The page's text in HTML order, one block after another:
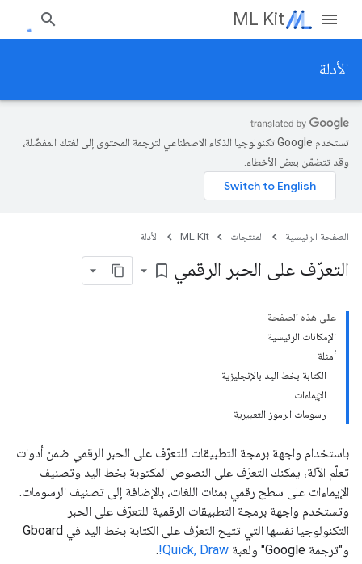
ML Kit
الأدلة
تستخدم Google تكنولوجيا الذكاء الاصطناعي لترجمة المحتوى إلى لغتك المفضّلة،
وقد تتضمّن بعض الأخطاء.
الصفحة الرئيسية المنتجات ML Kit الأدلة
التعرّف على الحبر الرقمي bookmark_border
على هذه الصفحة
الإمكانات الرئيسية
أمثلة
الكتابة بخط اليد بالإنجليزية
الإيماءات
رسومات الرموز التعبيرية
باستخدام واجهة برمجة التطبيقات للتعرّف على الحبر الرقمي ضمن أدوات
تعلّم الآلة، يمكنك التعرّف على النصوص المكتوبة بخط اليد وتصنيف
الإيماءات على سطح رقمي بمئات اللغات، بالإضافة إلى تصنيف الرسومات.
وتستخدم واجهة برمجة التطبيقات الرقمية للتعرّف على الحبر
التكنولوجيا نفسها التي تتيح التعرّف على الكتابة بخط اليد في Gboard
و"ترجمة Google" ولعبة
Quick, Draw!
.